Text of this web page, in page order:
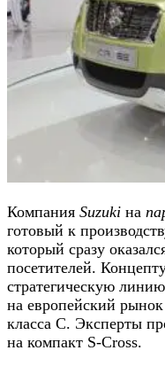
Компания Suzuki на
готовый к
который сразу
посетителей.
стратегическую
на европейский
класса C. Эксперты
на компакт S-Cross.